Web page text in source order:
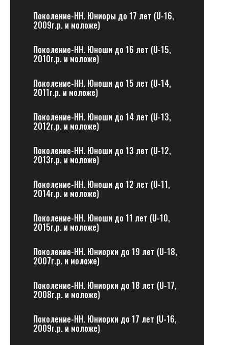
Поколение-НН. Юниоры до 17 лет (U-16,
2009г.р. и моложе)
Поколение-НН. Юноши до 16 лет (U-15,
2010г.р. и моложе)
Поколение-НН. Юноши до 15 лет (U-14,
2011г.р. и моложе)
Поколение-НН. Юноши до 14 лет (U-13,
2012г.р. и моложе)
Поколение-НН. Юноши до 13 лет (U-12,
2013г.р. и моложе)
Поколение-НН. Юноши до 12 лет (U-11,
2014г.р. и моложе)
Поколение-НН. Юноши до 11 лет (U-10,
2015г.р. и моложе)
Поколение-НН. Юниорки до 19 лет (U-18,
2007г.р. и моложе)
Поколение-НН. Юниорки до 18 лет (U-17,
2008г.р. и моложе)
Поколение-НН. Юниорки до 17 лет (U-16,
2009г.р. и моложе)